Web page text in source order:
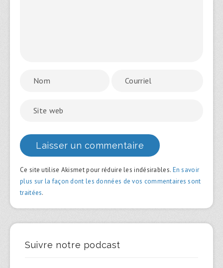
Ce site utilise Akismet pour réduire les indésirables. En savoir
plus sur la façon dont les données de vos commentaires sont
traitées.
Suivre notre podcast